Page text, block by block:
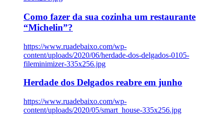
Como fazer da sua cozinha um restaurante
“Michelin”?
https://www.ruadebaixo.com/wp-
content/uploads/2020/06/herdade-dos-delgados-0105-
fileminimizer-335x256.jpg
Herdade dos Delgados reabre em junho
https://www.ruadebaixo.com/wp-
content/uploads/2020/05/smart_house-335x256.jpg